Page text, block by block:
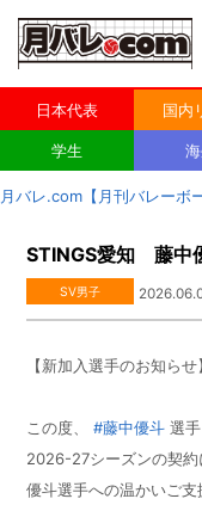
日本代表 国内
学生
月バレ.com【月刊バレーボ
STINGS愛知 藤中
SV男子
【新加入選手のお知らせ
この度、#藤中優斗 選手
2026-27シーズンの契約
優斗選手への温かいご支